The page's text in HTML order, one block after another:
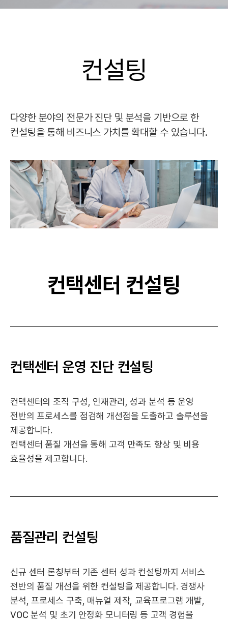
컨설팅
다양한 분야의 전문가 진단 및 분석을 기반으로 한
컨설팅을 통해 비즈니스 가치를 확대할 수 있습니다.
컨택센터 컨설팅
컨택센터 운영 진단 컨설팅
컨택센터의 조직 구성, 인재관리, 성과 분석 등 운영
전반의 프로세스를 점검해 개선점을 도출하고 솔루션을
제공합니다.
컨택센터 품질 개선을 통해 고객 만족도 향상 및 비용
효율성을 제고합니다.
품질관리 컨설팅
신규 센터 론칭부터 기존 센터 성과 컨설팅까지 서비스
전반의 품질 개선을 위한 컨설팅을 제공합니다. 경쟁사
분석, 프로세스 구축, 매뉴얼 제작, 교육프로그램 개발,
VOC 분석 및 초기 안정화 모니터링 등 고객 경험을